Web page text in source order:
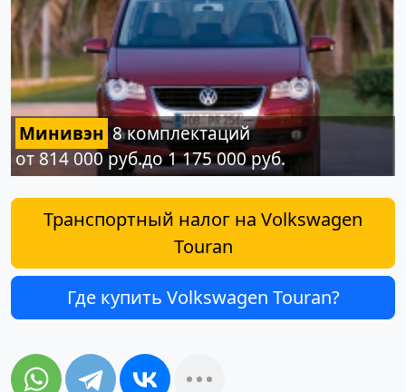
Минивэн 8 комплектаций
от 814 000 руб.до 1 175 000 руб.
Транспортный налог на Volkswagen
Touran
Где купить Volkswagen Touran?